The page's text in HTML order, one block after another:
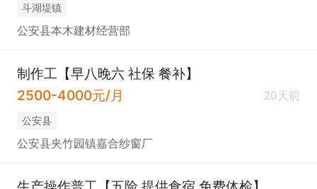
斗湖堤镇
公安县本木建材经营部
制作工【早八晚六 社保 餐补】
2500-4000元/月
20天前
公安县
公安县夹竹园镇嘉合纱窗厂